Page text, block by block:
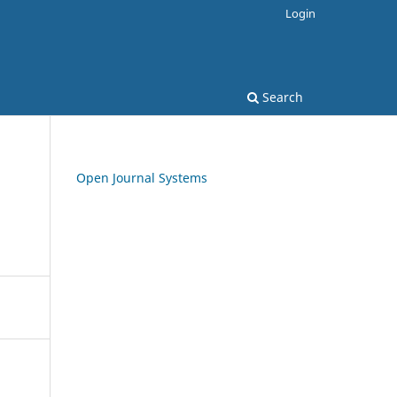
Search
Login
Open Journal Systems